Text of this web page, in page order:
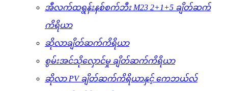
အီလက်ထရွန်းနစ်စက်ဘီး M23 2+1+5 ချိတ်ဆက်
ကိရိယာ
ဆိုလာချိတ်ဆက်ကိရိယာ
စွမ်းအင်သိုလှောင်မှု ချိတ်ဆက်ကိရိယာ
ဆိုလာ PV ချိတ်ဆက်ကိရိယာနှင့် ကေဘယ်လ်